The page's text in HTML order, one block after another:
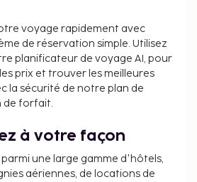
voyage rapidement avec
de réservation simple. Utilisez
planificateur de voyage AI, pour
prix et trouver les meilleures
la sécurité de notre plan de
de forfait.
à votre façon
parmi une large gamme d'hôtels,
aériennes, de locations de